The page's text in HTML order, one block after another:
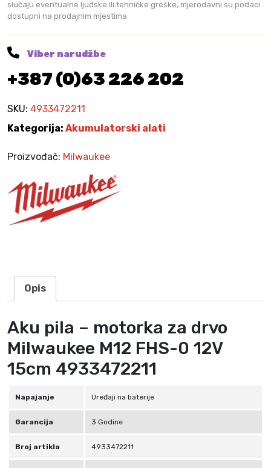
A
k
u
p
l
–
o
t
k
z
1
2
F
H
0
slučaju eventualne ljudske ili tehničke greške, mjerodavni su podaci
dostupni na prodajnim mjestima
Viber narudžbe
+387 (0)63 226 202
SKU: 4933472211
Kategorija: Akumulatorski alati
Proizvođač: Milwaukee
Opis
Aku pila – motorka za drvo
Milwaukee M12 FHS-0 12V
15cm 4933472211
Napajanje Uređaji na baterije
Garancija 3 Godine
Broj artikla 4933472211